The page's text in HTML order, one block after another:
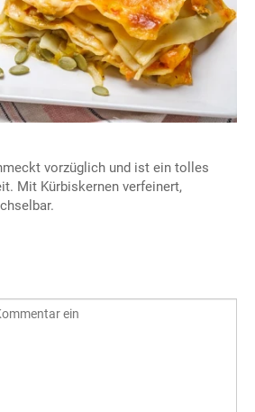
vorzüglich und ist ein tolles
Mit Kürbiskernen verfeinert,